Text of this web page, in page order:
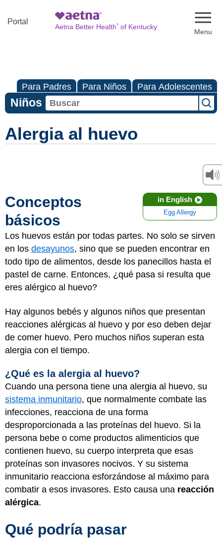
Portal
Aetna Better Health®of Kentucky
Para Padres Para Niños Para Adolescentes
Niños
Alergia al huevo
in English
Egg Allergy
Conceptos
básicos
Los huevos están por todas partes. No solo se sirven
en los desayunos, sino que se pueden encontrar en
todo tipo de alimentos, desde los panecillos hasta el
pastel de carne. Entonces, ¿qué pasa si resulta que
eres alérgico al huevo?
Hay algunos bebés y algunos niños que presentan
reacciones alérgicas al huevo y por eso deben dejar
de comer huevo. Pero muchos niños superan esta
alergia con el tiempo.
¿Qué es la alergia al huevo?
Cuando una persona tiene una alergia al huevo, su
sistema inmunitario, que normalmente combate las
infecciones, reacciona de una forma
desproporcionada a las proteínas del huevo. Si la
persona bebe o come productos alimenticios que
contienen huevo, su cuerpo interpreta que esas
proteínas son invasores nocivos. Y su sistema
inmunitario reacciona esforzándose al máximo para
combatir a esos invasores. Esto causa una reacción
alérgica.
Qué podría pasar